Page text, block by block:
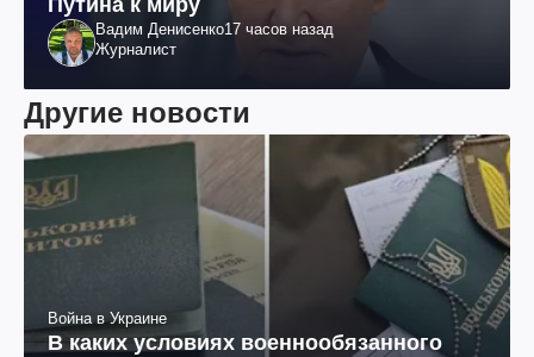
Вадим Денисенко17 часов назад
Журналист
Другие новости
Война в Украине
В каких условиях военнообязанного